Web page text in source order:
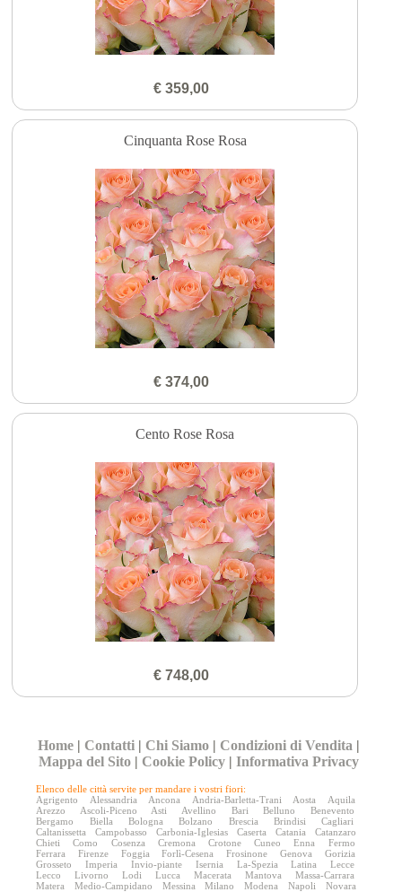
€ 359,00
Cinquanta Rose Rosa
€ 374,00
Cento Rose Rosa
€ 748,00
Home | Contatti | Chi Siamo | Condizioni di Vendita |
Mappa del Sito | Cookie Policy |Informativa Privacy
Elenco delle città servite per mandare i vostri fiori:
Agrigento
Alessandria Ancona Andria-Barletta-Trani Aosta
Aquila
Arezzo
Ascoli-Piceno Asti Avellino Bari Belluno
Benevento
Bergamo
Biella Bologna Bolzano Brescia Brindisi
Cagliari
Caltanissetta
Campobasso Carbonia-Iglesias Caserta Catania
Catanzaro
Chieti
Como Cosenza Cremona Crotone Cuneo Enna
Fermo
Ferrara
Firenze Foggia Forlì-Cesena Frosinone Genova
Gorizia
Grosseto
Imperia Invio-piante Isernia La-Spezia Latina
Lecce
Lecco
Livorno Lodi Lucca Macerata Mantova
Massa-Carrara
Matera
Medio-Campidano Messina Milano Modena Napoli
Novara